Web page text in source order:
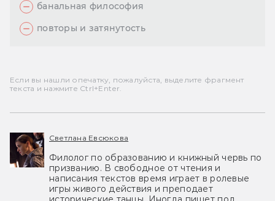
банальная философия
повторы и затянутость
Если вы нашли опечатку, пожалуйста, выделите фрагмент
текста и нажмите Ctrl+Enter.
Светлана Евсюкова
Филолог по образованию и книжный червь по
призванию. В свободное от чтения и
написания текстов время играет в ролевые
игры живого действия и преподает